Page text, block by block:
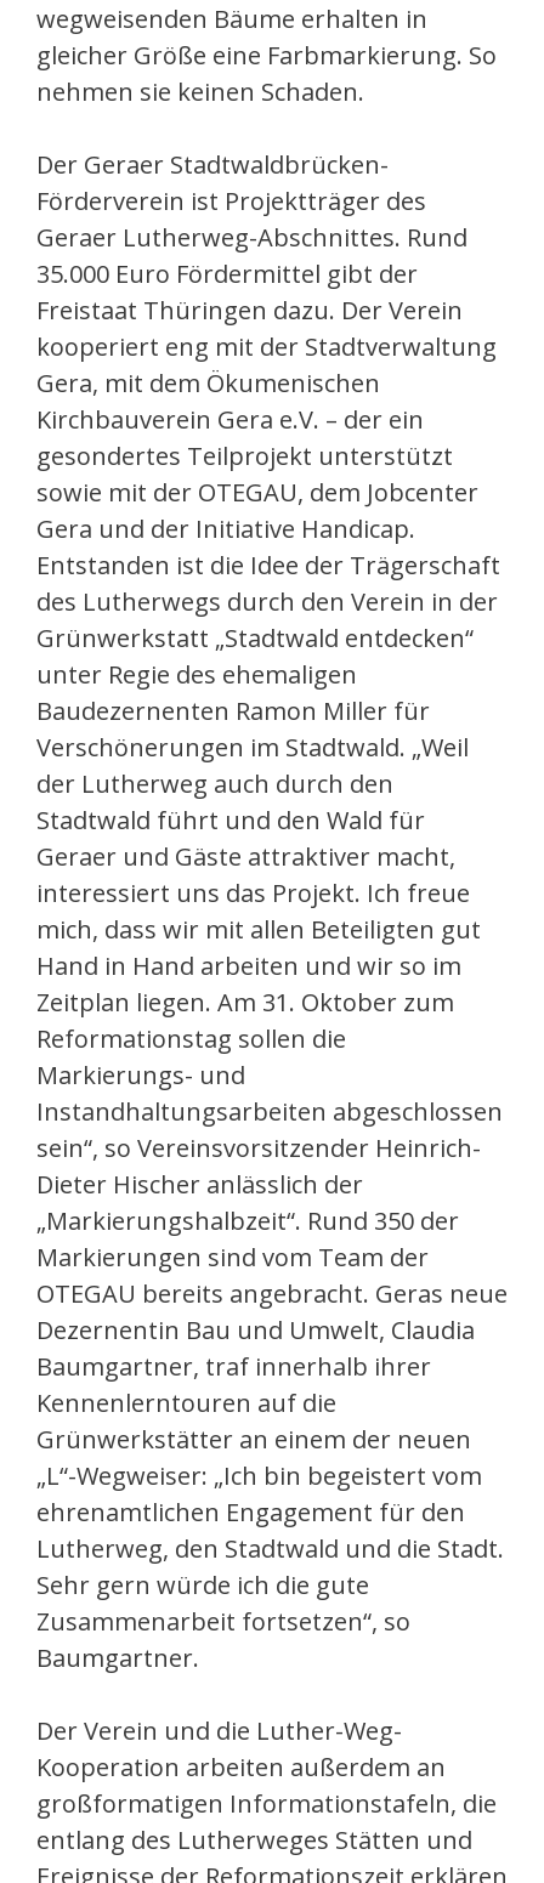
wegweisenden Bäume erhalten in
gleicher Größe eine Farbmarkierung. So
nehmen sie keinen Schaden.
Der Geraer Stadtwaldbrücken-
Förderverein ist Projektträger des
Geraer Lutherweg-Abschnittes. Rund
35.000 Euro Fördermittel gibt der
Freistaat Thüringen dazu. Der Verein
kooperiert eng mit der Stadtverwaltung
Gera, mit dem Ökumenischen
Kirchbauverein Gera e.V. – der ein
gesondertes Teilprojekt unterstützt
sowie mit der OTEGAU, dem Jobcenter
Gera und der Initiative Handicap.
Entstanden ist die Idee der Trägerschaft
des Lutherwegs durch den Verein in der
Grünwerkstatt „Stadtwald entdecken“
unter Regie des ehemaligen
Baudezernenten Ramon Miller für
Verschönerungen im Stadtwald. „Weil
der Lutherweg auch durch den
Stadtwald führt und den Wald für
Geraer und Gäste attraktiver macht,
interessiert uns das Projekt. Ich freue
mich, dass wir mit allen Beteiligten gut
Hand in Hand arbeiten und wir so im
Zeitplan liegen. Am 31. Oktober zum
Reformationstag sollen die
Markierungs- und
Instandhaltungsarbeiten abgeschlossen
sein“, so Vereinsvorsitzender Heinrich-
Dieter Hischer anlässlich der
„Markierungshalbzeit“. Rund 350 der
Markierungen sind vom Team der
OTEGAU bereits angebracht. Geras neue
Dezernentin Bau und Umwelt, Claudia
Baumgartner, traf innerhalb ihrer
Kennenlerntouren auf die
Grünwerkstätter an einem der neuen
„L“-Wegweiser: „Ich bin begeistert vom
ehrenamtlichen Engagement für den
Lutherweg, den Stadtwald und die Stadt.
Sehr gern würde ich die gute
Zusammenarbeit fortsetzen“, so
Baumgartner.
Der Verein und die Luther-Weg-
Kooperation arbeiten außerdem an
großformatigen Informationstafeln, die
entlang des Lutherweges Stätten und
Ereignisse der Reformationszeit erklären